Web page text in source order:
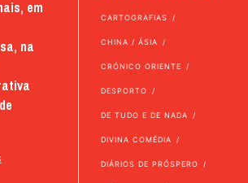
em
na
CARTOGRAFIAS
CHINA / ÁSIA
CRÓNICO ORIENTE
DESPORTO
DE TUDO E DE NADA
DIVINA COMÉDIA
DIÁRIOS DE PRÓSPERO